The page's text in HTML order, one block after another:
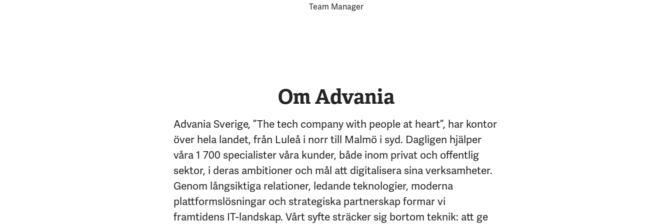
Team Manager
Om Advania
Advania Sverige, ”The tech company with people at heart”, har kontor
över hela landet, från Luleå i norr till Malmö i syd. Dagligen hjälper
våra 1 700 specialister våra kunder, både inom privat och offentlig
sektor, i deras ambitioner och mål att digitalisera sina verksamheter.
Genom långsiktiga relationer, ledande teknologier, moderna
plattformslösningar och strategiska partnerskap formar vi
framtidens IT-landskap. Vårt syfte sträcker sig bortom teknik: att ge